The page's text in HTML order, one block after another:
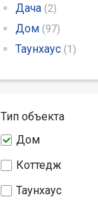
Дача (2)
Дом (97)
Таунхаус (1)
Тип объекта
Дом
Коттедж
Таунхаус